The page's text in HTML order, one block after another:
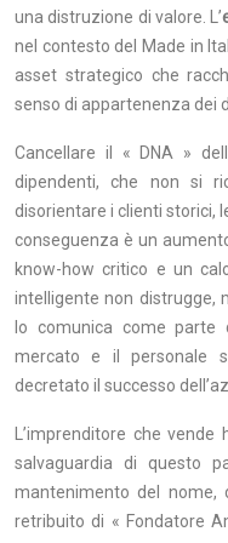
una distruzione di valore. L’
nel contesto del Made in
asset strategico che
senso di appartenenza dei
Cancellare il « DNA »
dipendenti, che non si
disorientare i clienti storici,
conseguenza è un
know-how critico e un
intelligente non distrugge,
lo comunica come
mercato e il personale
decretato il successo
L’imprenditore che
salvaguardia di questo
mantenimento del nome,
retribuito di « Fondatore